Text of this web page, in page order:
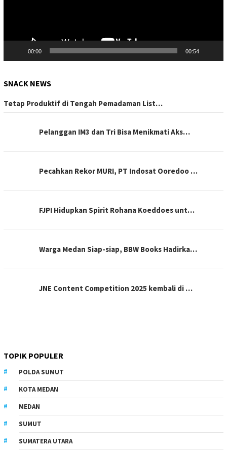
00:00 00:54
SNACK NEWS
Tetap Produktif di Tengah Pemadaman List…
Pelanggan IM3 dan Tri Bisa Menikmati Aks…
Pecahkan Rekor MURI, PT Indosat Ooredoo …
FJPI Hidupkan Spirit Rohana Koeddoes unt…
Warga Medan Siap-siap, BBW Books Hadirka…
JNE Content Competition 2025 kembali di …
TOPIK POPULER
POLDA SUMUT
KOTA MEDAN
MEDAN
SUMUT
SUMATERA UTARA